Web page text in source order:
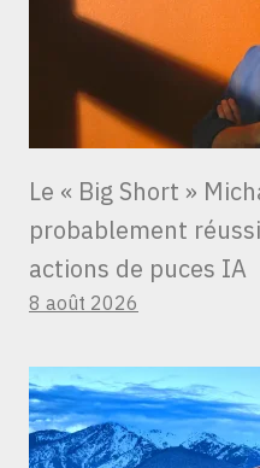
Le « Big Short »
probablement
actions de puces IA
8 août 2026